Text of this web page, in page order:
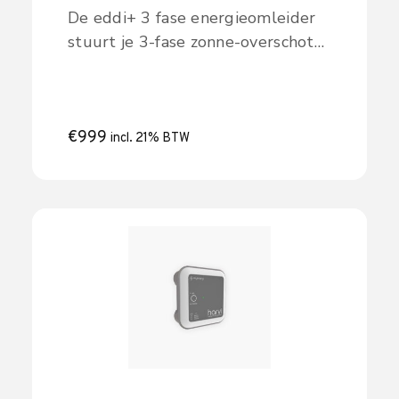
De eddi+ 3 fase energieomleider
stuurt je 3-fase zonne-overschot
systemen. Bekijk de eddi+.
€999 incl. 21% BTW